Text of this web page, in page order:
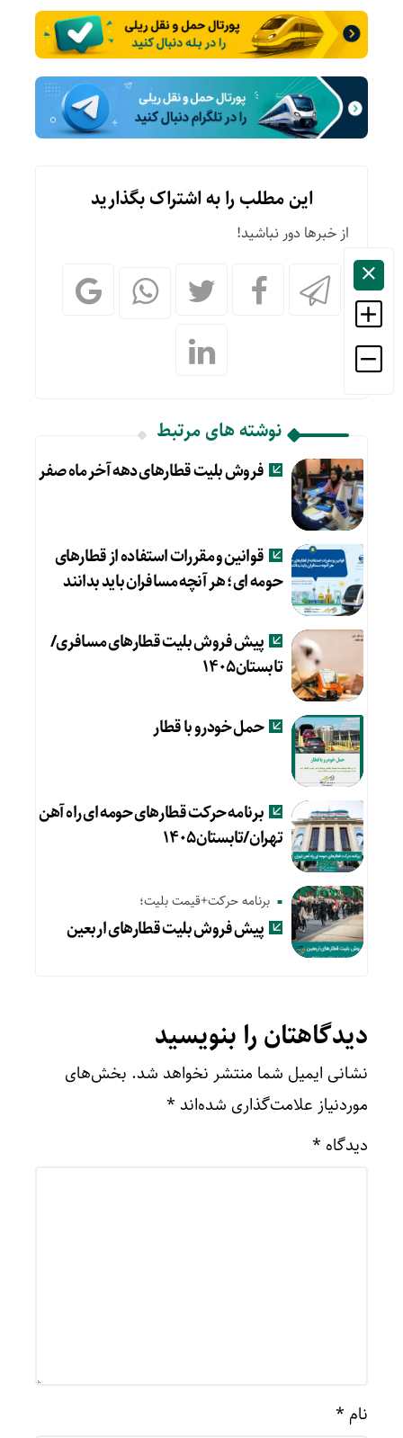
این مطلب را به اشتراک بگذارید
از خبرها دور نباشید!
نوشته های مرتبط
فروش بلیت قطارهای دهه آخر ماه صفر
قوانین و مقررات استفاده از قطارهای
حومه ای؛ هر آنچه مسافران باید بدانند
پیش فروش بلیت قطارهای مسافری/
تابستان۱۴۰۵
حمل خودرو با قطار
برنامه حرکت قطارهای حومه ای راه آهن
تهران/تابستان۱۴۰۵
برنامه حرکت+قیمت بلیت؛
پیش‌ فروش بلیت قطارهای اربعین
دیدگاهتان را بنویسید
نشانی ایمیل شما منتشر نخواهد شد. بخش‌های
موردنیاز علامت‌گذاری شده‌اند *
دیدگاه *
نام *